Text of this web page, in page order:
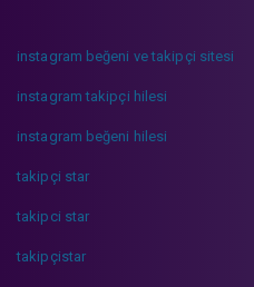
instagram beğeni ve takipçi sitesi
instagram takipçi hilesi
instagram beğeni hilesi
takipçi star
takipci star
takipçistar